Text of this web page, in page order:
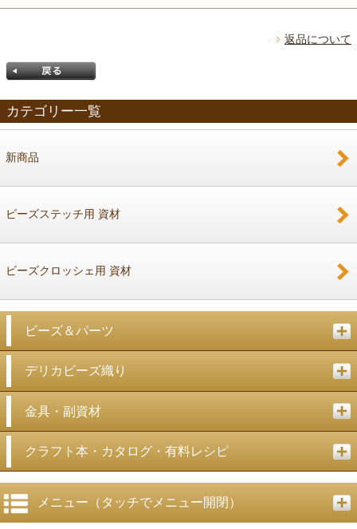
返品について
カテゴリー一覧
新商品
ビーズステッチ用 資材
ビーズクロッシェ用 資材
ビーズ＆パーツ
デリカビーズ織り
金具・副資材
クラフト本・カタログ・有料レシピ
メニュー（タッチでメニュー開閉）